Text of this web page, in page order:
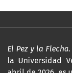
El Pez y la
la Universidad